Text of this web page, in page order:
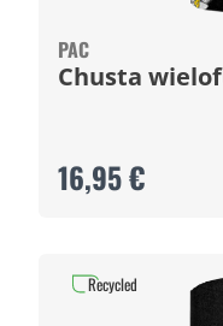
PAC
Chusta
16,95 €
Recycled